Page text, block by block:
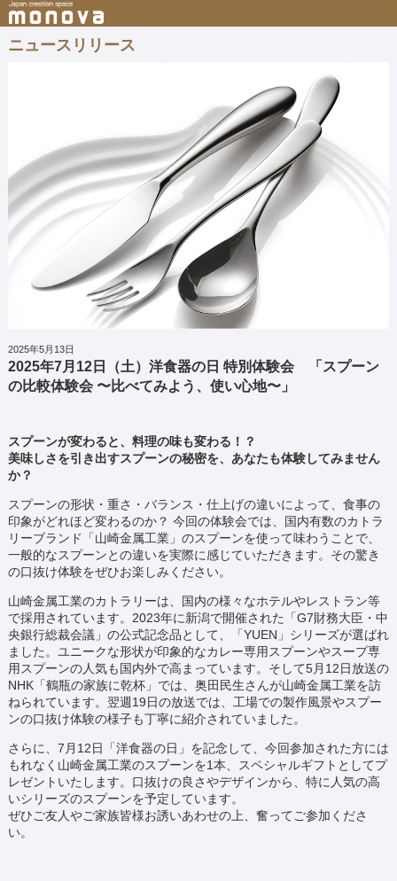
ニュースリリース
2025年5月13日
2025年7月12日（土）洋食器の日 特別体験会 「スプーン
の比較体験会 〜比べてみよう、使い心地〜」
スプーンが変わると、料理の味も変わる！？
美味しさを引き出すスプーンの秘密を、 あなたも体験してみません
か？
スプーンの形状・重さ・バランス・仕上げの違いによって、食事の
印象がどれほど変わるのか？ 今回の体験会では、国内有数のカトラ
リーブランド「山崎金属工業」のスプーンを使って味わうことで、
一般的なスプーンとの違いを実際に感じていただきます。その驚き
の口抜け体験をぜひお楽しみください。
山崎金属工業のカトラリーは、国内の様々なホテルやレストラン等
で採用されています。2023年に新潟で開催された「G7財務大臣・中
央銀行総裁会議」の公式記念品として、「YUEN」シリーズが選ばれ
ました。ユニークな形状が印象的なカレー専用スプーンやスープ専
用スプーンの人気も国内外で高まっています。そして5月12日放送の
NHK「鶴瓶の家族に乾杯」では、奥田民生さんが山崎金属工業を訪
ねられています。翌週19日の放送では、工場での製作風景やスプー
ンの口抜け体験の様子も丁寧に紹介されていました。
さらに、7月12日「洋食器の日」を記念して、今回参加された方には
もれなく山崎金属工業のスプーンを1本、スペシャルギフトとしてプ
レゼントいたします。口抜けの良さやデザインから、特に人気の高
いシリーズのスプーンを予定しています。
ぜひご友人やご家族皆様お誘いあわせの上、奮ってご参加くださ
い。